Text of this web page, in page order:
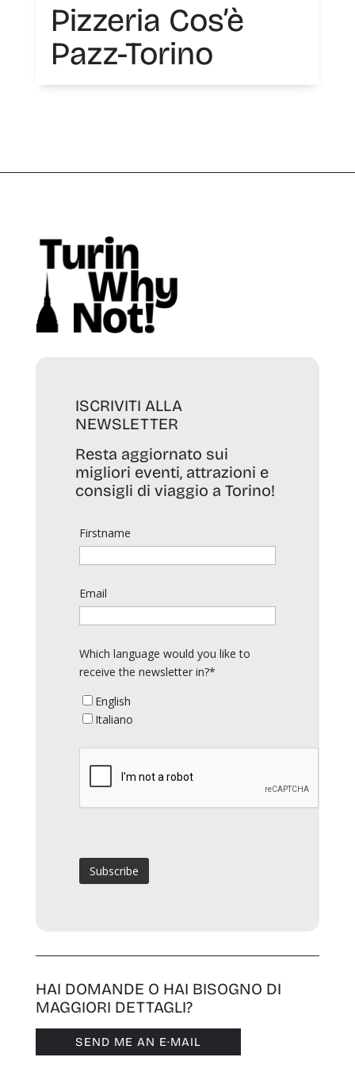
Pizzeria Cos’è
Pazz-Torino
ISCRIVITI ALLA
NEWSLETTER
Resta aggiornato sui
migliori eventi, attrazioni e
consigli di viaggio a Torino!
Firstname
Email
Which language would you like to
receive the newsletter in?*
English
Italiano
HAI DOMANDE O HAI BISOGNO DI
MAGGIORI DETTAGLI?
SEND ME AN E·MAIL